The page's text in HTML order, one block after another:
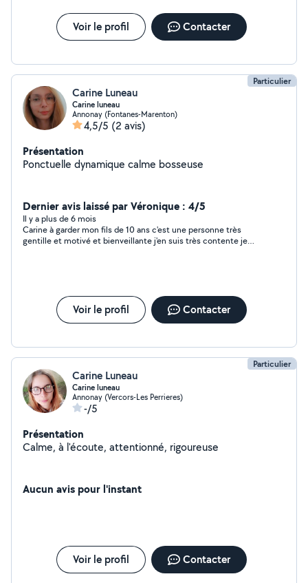
Voir le profil Contacter
Particulier
Carine Luneau
Carine luneau
Annonay (Fontanes-Marenton)
4,5/5 (2 avis)
Présentation
Ponctuelle dynamique calme bosseuse
Dernier avis laissé par Véronique : 4/5
Il y a plus de 6 mois
Carine à garder mon fils de 10 ans c'est une personne très
gentille et motivé et bienveillante j'en suis très contente je
Voir le profil Contacter
Particulier
Carine Luneau
Carine luneau
Annonay (Vercors-Les Perrieres)
-/5
Présentation
Calme, à l'écoute, attentionné, rigoureuse
Aucun avis pour l'instant
Voir le profil Contacter